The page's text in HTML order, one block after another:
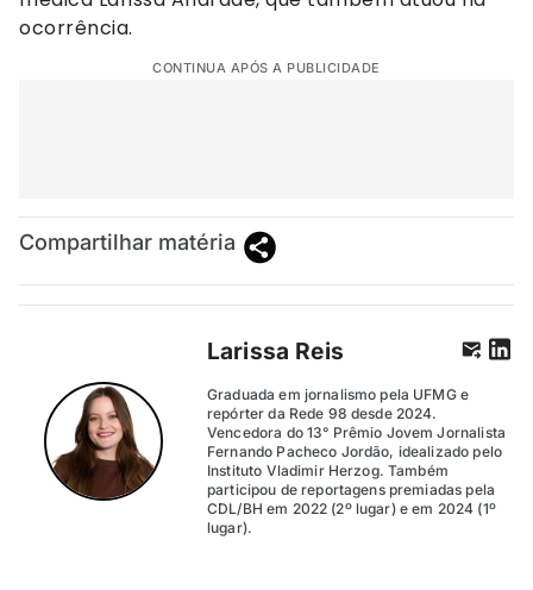
ocorrência.
CONTINUA APÓS A PUBLICIDADE
Compartilhar matéria
Larissa Reis
Graduada em jornalismo pela UFMG e
repórter da Rede 98 desde 2024.
Vencedora do 13° Prêmio Jovem Jornalista
Fernando Pacheco Jordão, idealizado pelo
Instituto Vladimir Herzog. Também
participou de reportagens premiadas pela
CDL/BH em 2022 (2º lugar) e em 2024 (1º
lugar).